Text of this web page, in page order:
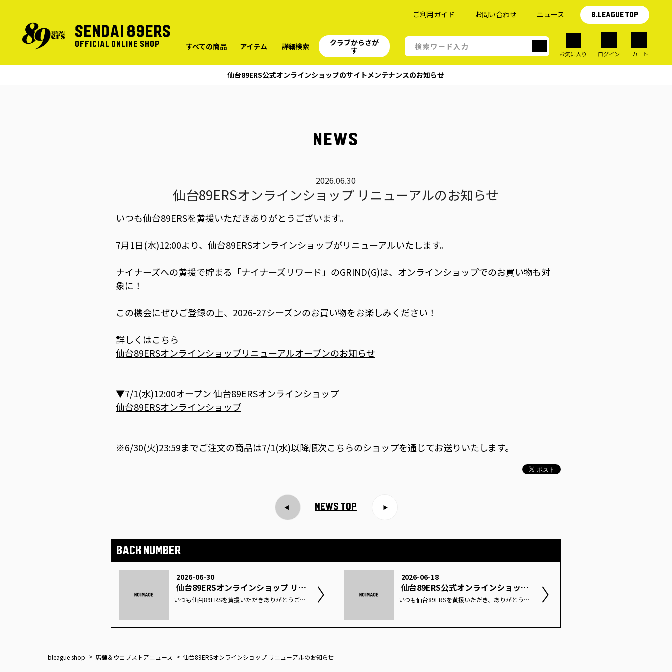
SENDAI 89ERS
OFFICIAL ONLINE SHOP すべての商品 アイテム 詳細検索
クラブからさが
す
ご利用ガイド お問い合わせ ニュース B.LEAGUE TOP
お気に入り ログイン カート
仙台89ERS公式オンラインショップのサイトメンテナンスのお知らせ
NEWS
2026.06.30
仙台89ERSオンラインショップ リニューアルのお知らせ
いつも仙台89ERSを黄援いただきありがとうございます。
7月1日(水)12:00より、仙台89ERSオンラインショップがリニューアルいたします。
ナイナーズへの黄援で貯まる「ナイナーズリワード」のGRIND(G)は、オンラインショップでのお買い物も対
象に！
この機会にぜひご登録の上、2026-27シーズンのお買い物をお楽しみください！
詳しくはこちら
仙台89ERSオンラインショップリニューアルオープンのお知らせ
▼7/1(水)12:00オープン 仙台89ERSオンラインショップ
仙台89ERSオンラインショップ
※6/30(火)23:59までご注文の商品は7/1(水)以降順次こちらのショップを通じてお送りいたします。
NEWS TOP
BACK NUMBER
2026-06-30
仙台89ERSオンラインショップ リニューアルのお知らせ
いつも仙台89ERSを黄援いただきありがとうございます。7月1日(水)12:00より、仙台89ERSオンラインショップがリニューアルいたします。ナイナーズへの黄援で貯まる「ナイナーズリワード」のGRIND(G)は、オンラインショップでのお買い物も対象に！この機会にぜひご登録の上、2026-27シーズンのお買い物をお楽しみください！詳しくはこちら仙台89ERSオンラインショップリニューアルオープンのお知らせ▼7/1(水)12:00オープン 仙台89ERSオンラインショップ仙台89ERSオンラインショップ※6/30(火)23:59までご注文の商品は7/1(水)以降順次こちらのショップを通じてお送りいたします。
2026-06-18
仙台89ERS公式オンラインショップのサイトメンテナンスのお知らせ
いつも仙台89ERSを黄援いただき、ありがとうございます。 2026-27シーズンへの切り替えに伴い、仙台89ERSの公式オンラインショップが以下の日程でご利用いただけなくなります。 ご不便をおかけいたしますが、何卒ご理解の程よろしくお願い申し上げます。日程：2026年7月1日(水)00:00～2026年7月1日(水)9:00※メンテナンス日時は変更される場合がございます
bleague shop 店舗＆ウェブストアニュース 仙台89ERSオンラインショップ リニューアルのお知らせ